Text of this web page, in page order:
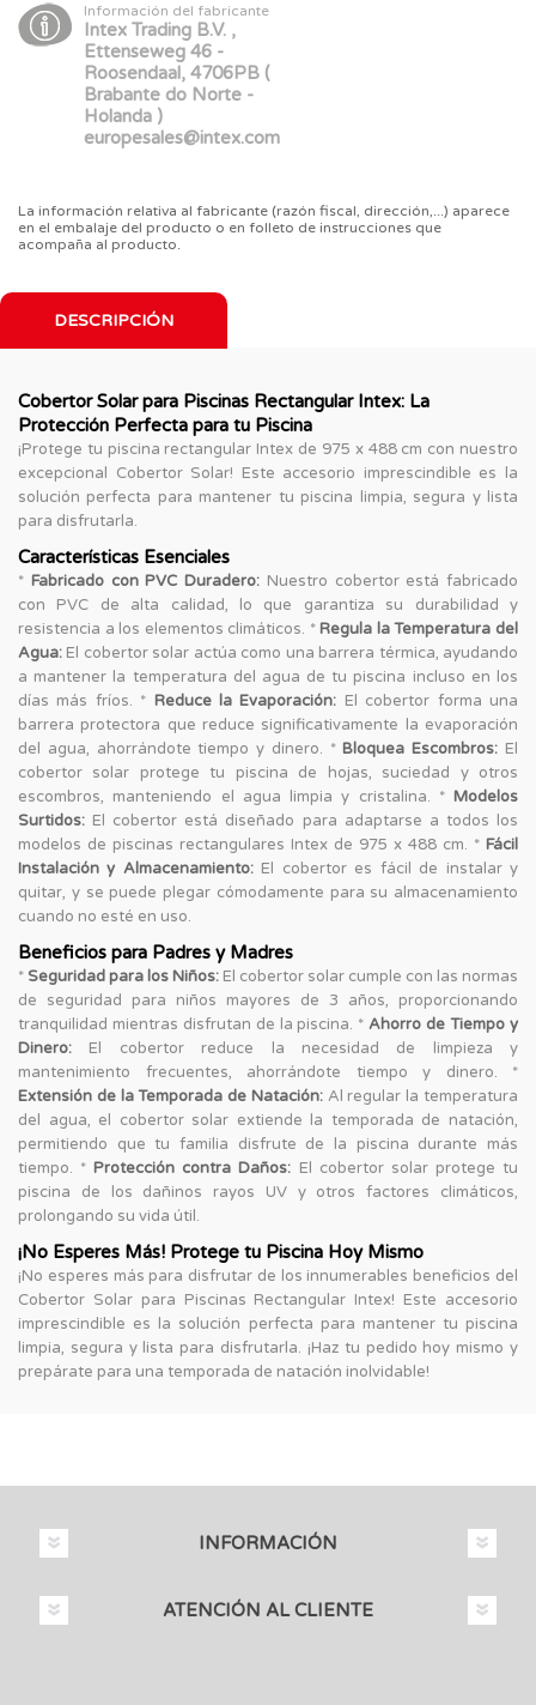
Información del fabricante
Intex Trading B.V. ,
Ettenseweg 46 -
Roosendaal, 4706PB (
Brabante do Norte -
Holanda )
europesales@intex.com
La información relativa al fabricante (razón fiscal, dirección,...) aparece
en el embalaje del producto o en folleto de instrucciones que
acompaña al producto.
DESCRIPCIÓN
Cobertor Solar para Piscinas Rectangular Intex: La
Protección Perfecta para tu Piscina
¡Protege tu piscina rectangular Intex de 975 x 488 cm con nuestro
excepcional Cobertor Solar! Este accesorio imprescindible es la
solución perfecta para mantener tu piscina limpia, segura y lista
para disfrutarla.
Características Esenciales
* Fabricado con PVC Duradero: Nuestro cobertor está fabricado
con PVC de alta calidad, lo que garantiza su durabilidad y
resistencia a los elementos climáticos. *Regula la Temperatura del
Agua: El cobertor solar actúa como una barrera térmica, ayudando
a mantener la temperatura del agua de tu piscina incluso en los
días más fríos. * Reduce la Evaporación: El cobertor forma una
barrera protectora que reduce significativamente la evaporación
del agua, ahorrándote tiempo y dinero. *Bloquea Escombros: El
cobertor solar protege tu piscina de hojas, suciedad y otros
escombros, manteniendo el agua limpia y cristalina. * Modelos
Surtidos: El cobertor está diseñado para adaptarse a todos los
modelos de piscinas rectangulares Intex de 975 x 488 cm. * Fácil
Instalación y Almacenamiento:El cobertor es fácil de instalar y
quitar, y se puede plegar cómodamente para su almacenamiento
cuando no esté en uso.
Beneficios para Padres y Madres
* Seguridad para los Niños: El cobertor solar cumple con las normas
de seguridad para niños mayores de 3 años, proporcionando
tranquilidad mientras disfrutan de la piscina. *Ahorro de Tiempo y
Dinero: El cobertor reduce la necesidad de limpieza y
mantenimiento frecuentes, ahorrándote tiempo y dinero. *
Extensión de la Temporada de Natación:Al regular la temperatura
del agua, el cobertor solar extiende la temporada de natación,
permitiendo que tu familia disfrute de la piscina durante más
tiempo. *Protección contra Daños: El cobertor solar protege tu
piscina de los dañinos rayos UV y otros factores climáticos,
prolongando su vida útil.
¡No Esperes Más! Protege tu Piscina Hoy Mismo
¡No esperes más para disfrutar de los innumerables beneficios del
Cobertor Solar para Piscinas Rectangular Intex! Este accesorio
imprescindible es la solución perfecta para mantener tu piscina
limpia, segura y lista para disfrutarla. ¡Haz tu pedido hoy mismo y
prepárate para una temporada de natación inolvidable!
INFORMACIÓN
ATENCIÓN AL CLIENTE